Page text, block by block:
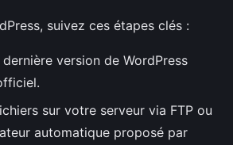
suivez ces étapes clés :
version de WordPress
sur votre serveur via FTP ou
automatique proposé par